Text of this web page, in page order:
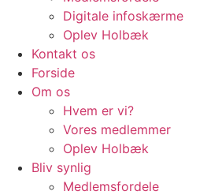
Digitale infoskærme
Oplev Holbæk
Kontakt os
Forside
Om os
Hvem er vi?
Vores medlemmer
Oplev Holbæk
Bliv synlig
Medlemsfordele